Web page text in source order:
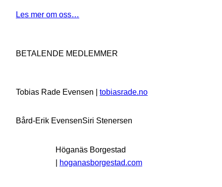
Les mer om oss…
BETALENDE MEDLEMMER
Tobias Rade Evensen | tobiasrade.no
Bård-Erik EvensenSiri Stenersen
Höganäs Borgestad
| hoganasborgestad.com